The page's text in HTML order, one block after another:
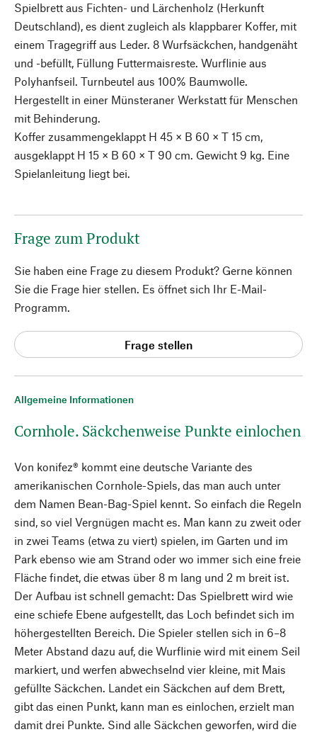
Allgemeine Informationen
Cornhole. Säckchenweise Punkte einlochen
Von konifez® kommt eine deutsche Variante des
amerikanischen Cornhole-Spiels, das man auch unter
dem Namen Bean-Bag-Spiel kennt. So einfach die Regeln
sind, so viel Vergnügen macht es. Man kann zu zweit oder
in zwei Teams (etwa zu viert) spielen, im Garten und im
Park ebenso wie am Strand oder wo immer sich eine freie
Fläche findet, die etwas über 8 m lang und 2 m breit ist.
Der Aufbau ist schnell gemacht: Das Spielbrett wird wie
eine schiefe Ebene aufgestellt, das Loch befindet sich im
höhergestellten Bereich. Die Spieler stellen sich in 6–8
Meter Abstand dazu auf, die Wurflinie wird mit einem Seil
markiert, und werfen abwechselnd vier kleine, mit Mais
gefüllte Säckchen. Landet ein Säckchen auf dem Brett,
gibt das einen Punkt, kann man es einlochen, erzielt man
damit drei Punkte. Sind alle Säckchen geworfen, wird die
Spielbrett aus Fichten- und Lärchenholz (Herkunft
Deutschland), es dient zugleich als klappbarer Koffer, mit
einem Tragegriff aus Leder. 8 Wurfsäckchen, handgenäht
und -befüllt, Füllung Futtermaisreste. Wurflinie aus
Polyhanfseil. Turnbeutel aus 100% Baumwolle.
Hergestellt in einer Münsteraner Werkstatt für Menschen
mit Behinderung.
Koffer zusammengeklappt H 45 × B 60 × T 15 cm,
ausgeklappt H 15 × B 60 × T 90 cm. Gewicht 9 kg. Eine
Spielanleitung liegt bei.
Frage zum Produkt
Sie haben eine Frage zu diesem Produkt? Gerne können
Sie die Frage hier stellen. Es öffnet sich Ihr E-Mail-
Programm.
Frage stellen